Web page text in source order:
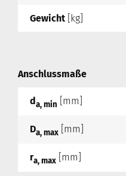
Gewicht [kg]
Anschlussmaße
da, min [mm]
Da, max [mm]
ra, max [mm]